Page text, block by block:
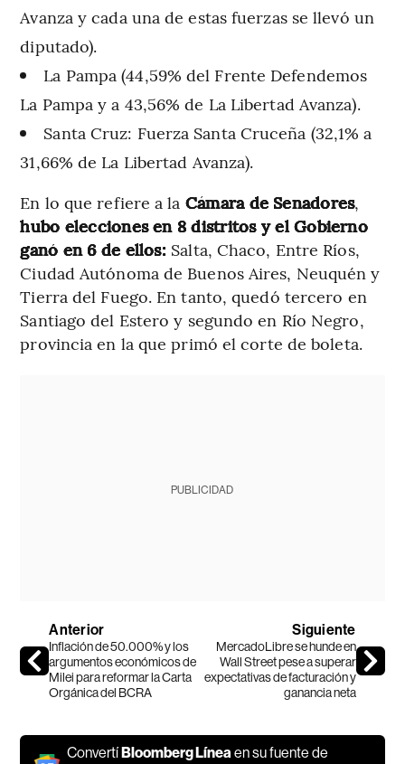
Avanza y cada una de estas fuerzas se llevó un
diputado).
La Pampa (44,59% del Frente Defendemos
La Pampa y a 43,56% de La Libertad Avanza).
Santa Cruz: Fuerza Santa Cruceña (32,1% a
31,66% de La Libertad Avanza).
En lo que refiere a la Cámara de Senadores,
hubo elecciones en 8 distritos y el Gobierno
ganó en 6 de ellos: Salta, Chaco, Entre Ríos,
Ciudad Autónoma de Buenos Aires, Neuquén y
Tierra del Fuego. En tanto, quedó tercero en
Santiago del Estero y segundo en Río Negro,
provincia en la que primó el corte de boleta.
PUBLICIDAD
Anterior
Inflación de 50.000% y los
argumentos económicos de
Milei para reformar la Carta
Orgánica del BCRA
Siguiente
MercadoLibre se hunde en
Wall Street pese a superar
expectativas de facturación y
ganancia neta
ConvertíBloomberg Líneaen su fuente de